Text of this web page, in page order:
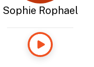
Sophie Rophael